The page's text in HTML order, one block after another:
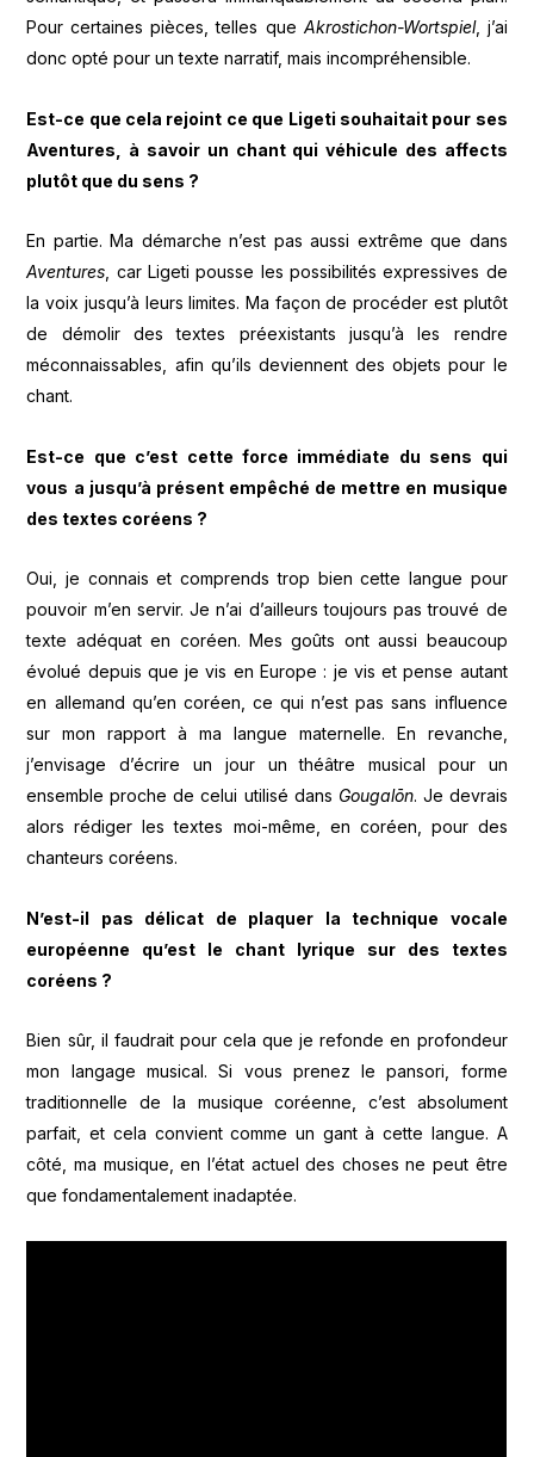
Pour certaines pièces, telles que Akrostichon-Wortspiel, j’ai
donc opté pour un texte narratif, mais incompréhensible.
Est-ce que cela rejoint ce que Ligeti souhaitait pour ses
Aventures, à savoir un chant qui véhicule des affects
plutôt que du sens ?
En partie. Ma démarche n’est pas aussi extrême que dans
Aventures, car Ligeti pousse les possibilités expressives de
la voix jusqu’à leurs limites. Ma façon de procéder est plutôt
de démolir des textes préexistants jusqu’à les rendre
méconnaissables, afin qu’ils deviennent des objets pour le
chant.
Est-ce que c’est cette force immédiate du sens qui
vous a jusqu’à présent empêché de mettre en musique
des textes coréens ?
Oui, je connais et comprends trop bien cette langue pour
pouvoir m’en servir. Je n’ai d’ailleurs toujours pas trouvé de
texte adéquat en coréen. Mes goûts ont aussi beaucoup
évolué depuis que je vis en Europe : je vis et pense autant
en allemand qu’en coréen, ce qui n’est pas sans influence
sur mon rapport à ma langue maternelle. En revanche,
j’envisage d’écrire un jour un théâtre musical pour un
ensemble proche de celui utilisé dans Gougalōn. Je devrais
alors rédiger les textes moi-même, en coréen, pour des
chanteurs coréens.
N’est-il pas délicat de plaquer la technique vocale
européenne qu’est le chant lyrique sur des textes
coréens ?
Bien sûr, il faudrait pour cela que je refonde en profondeur
mon langage musical. Si vous prenez le pansori, forme
traditionnelle de la musique coréenne, c’est absolument
parfait, et cela convient comme un gant à cette langue. A
côté, ma musique, en l’état actuel des choses ne peut être
que fondamentalement inadaptée.